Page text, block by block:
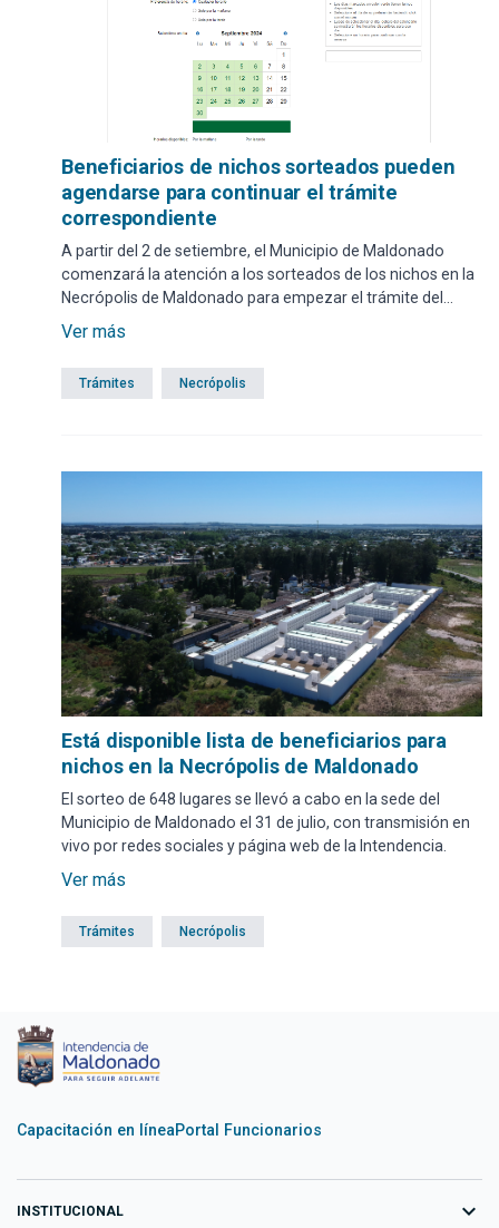
Beneficiarios de nichos sorteados pueden
agendarse para continuar el trámite
correspondiente
A partir del 2 de setiembre, el Municipio de Maldonado
comenzará la atención a los sorteados de los nichos en la
Necrópolis de Maldonado para empezar el trámite del
derecho de uso.
Ver más
Trámites Necrópolis
Está disponible lista de beneficiarios para
nichos en la Necrópolis de Maldonado
El sorteo de 648 lugares se llevó a cabo en la sede del
Municipio de Maldonado el 31 de julio, con transmisión en
vivo por redes sociales y página web de la Intendencia.
Ver más
Trámites Necrópolis
Capacitación en líneaPortal Funcionarios
INSTITUCIONAL expand_more